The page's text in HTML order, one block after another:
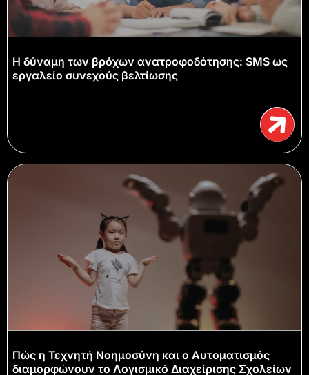
Η δύναμη των βρόχων ανατροφοδότησης: SMS ως
εργαλείο συνεχούς βελτίωσης
Πώς η Τεχνητή Νοημοσύνη και ο Αυτοματισμός
διαμορφώνουν το Λογισμικό Διαχείρισης Σχολείων